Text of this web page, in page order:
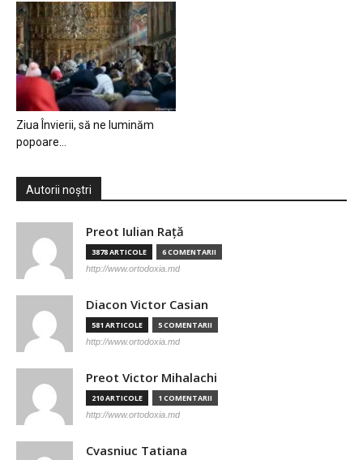
Ziua Învierii, să ne luminăm
popoare…
Autorii noștri
Preot Iulian Raţă
3878 ARTICOLE 6 COMENTARII
http://www.ortodoxia.md
Diacon Victor Casian
581 ARTICOLE 5 COMENTARII
http://www.ortodoxia.md
Preot Victor Mihalachi
210 ARTICOLE 1 COMENTARII
http://www.ortodoxia.md
Cvasniuc Tatiana